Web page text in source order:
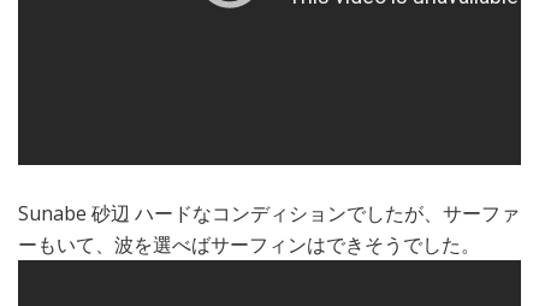
Sunabe 砂辺 ハードなコンディションでしたが、サーファ
ーもいて、波を選べばサーフィンはできそうでした。